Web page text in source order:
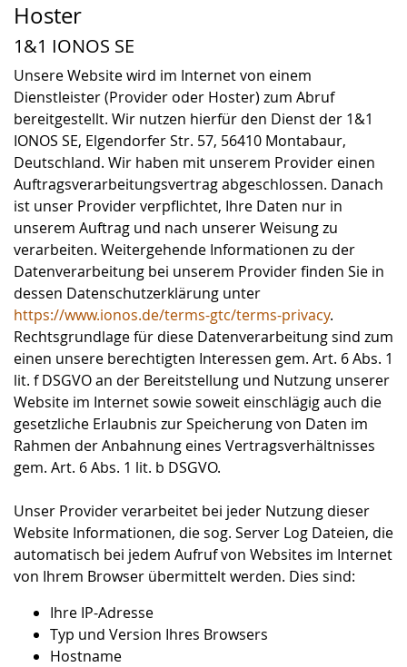
Hoster
1&1 IONOS SE
Unsere Website wird im Internet von einem
Dienstleister (Provider oder Hoster) zum Abruf
bereitgestellt. Wir nutzen hierfür den Dienst der 1&1
IONOS SE, Elgendorfer Str. 57, 56410 Montabaur,
Deutschland. Wir haben mit unserem Provider einen
Auftragsverarbeitungsvertrag abgeschlossen. Danach
ist unser Provider verpflichtet, Ihre Daten nur in
unserem Auftrag und nach unserer Weisung zu
verarbeiten. Weitergehende Informationen zu der
Datenverarbeitung bei unserem Provider finden Sie in
dessen Datenschutzerklärung unter
https://www.ionos.de/terms-gtc/terms-privacy.
Rechtsgrundlage für diese Datenverarbeitung sind zum
einen unsere berechtigten Interessen gem. Art. 6 Abs. 1
lit. f DSGVO an der Bereitstellung und Nutzung unserer
Website im Internet sowie soweit einschlägig auch die
gesetzliche Erlaubnis zur Speicherung von Daten im
Rahmen der Anbahnung eines Vertragsverhältnisses
gem. Art. 6 Abs. 1 lit. b DSGVO.
Unser Provider verarbeitet bei jeder Nutzung dieser
Website Informationen, die sog. Server Log Dateien, die
automatisch bei jedem Aufruf von Websites im Internet
von Ihrem Browser übermittelt werden. Dies sind:
Ihre IP-Adresse
Typ und Version Ihres Browsers
Hostname